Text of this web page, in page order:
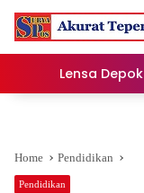
HomeLensa Depok
Home Pendidikan
Pendidikan